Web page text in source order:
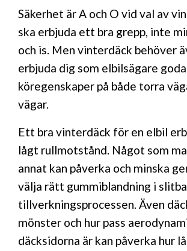
Säkerhet är A och O vid val av
ska erbjuda ett bra grepp, inte
och is. Men vinterdäck behöver
erbjuda dig som elbilsägare goda
köregenskaper på både torra
vägar.
Ett bra vinterdäck för en elbil
lågt rullmotstånd. Något som
annat kan påverka och minska
välja rätt gummiblandning i
tillverkningsprocessen. Även
mönster och hur pass
däcksidorna är kan påverka hur